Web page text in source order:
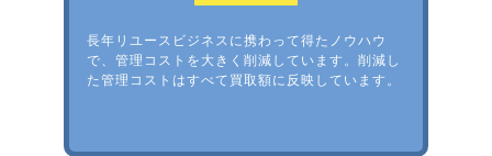
長年リユースビジネスに携わって得たノウハウ
で、管理コストを大きく削減しています。削減し
た管理コストはすべて買取額に反映しています。